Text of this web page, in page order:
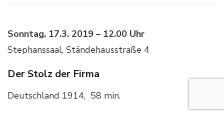
Sonntag, 17.3. 2019 – 12.00 Uhr
Stephanssaal, Ständehausstraße 4
Der Stolz der Firma
Deutschland 1914, 58 min.